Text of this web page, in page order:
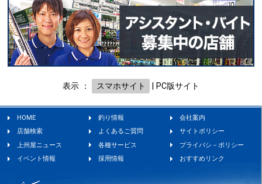
表示 ： スマホサイト PC版サイト
HOME 釣り情報
会社案内
店舗検索
よくあるご質問
サイトポリシー
上州屋ニュース
各種サービス
プライバシ－ポリシー
イベント情報
採用情報 おすすめリンク